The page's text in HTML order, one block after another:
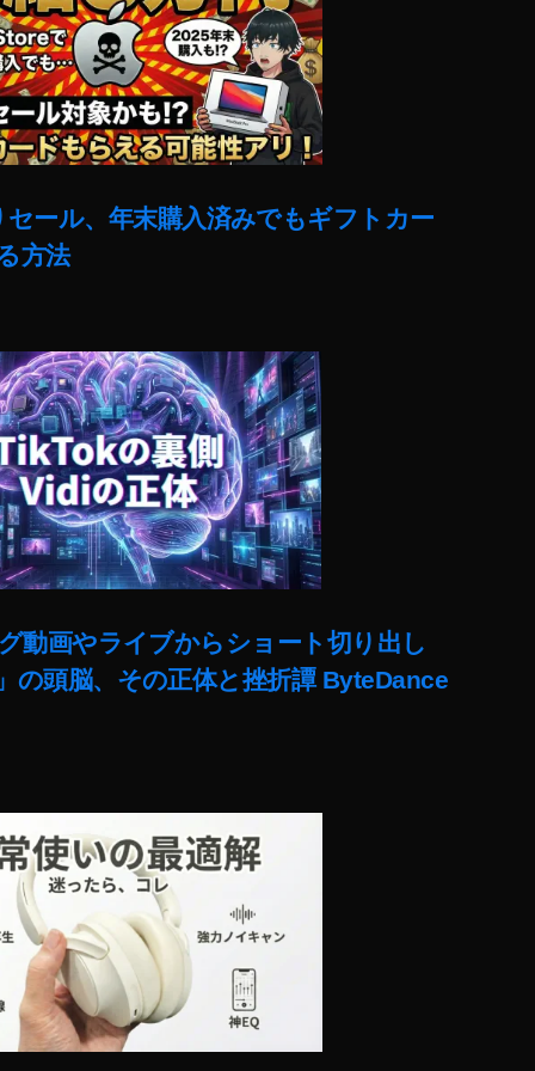
ール、年末購入済みでもギフトカー
方法
動画やライブからショート切り出し
の頭脳、その正体と挫折譚 ByteDance